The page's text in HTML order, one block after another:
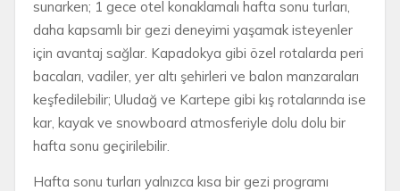
sunarken; 1 gece otel konaklamalı hafta sonu turları,
daha kapsamlı bir gezi deneyimi yaşamak isteyenler
için avantaj sağlar. Kapadokya gibi özel rotalarda peri
bacaları, vadiler, yer altı şehirleri ve balon manzaraları
keşfedilebilir; Uludağ ve Kartepe gibi kış rotalarında ise
kar, kayak ve snowboard atmosferiyle dolu dolu bir
hafta sonu geçirilebilir.
Hafta sonu turları yalnızca kısa bir gezi programı